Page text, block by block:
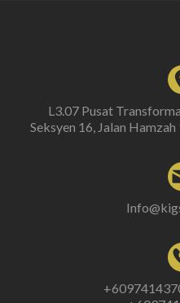
L3.07 Pusat
Seksyen 16, Jalan